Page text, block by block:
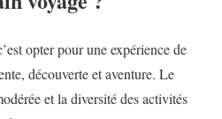
opter pour une expérience de
découverte et aventure. Le
et la diversité des activités